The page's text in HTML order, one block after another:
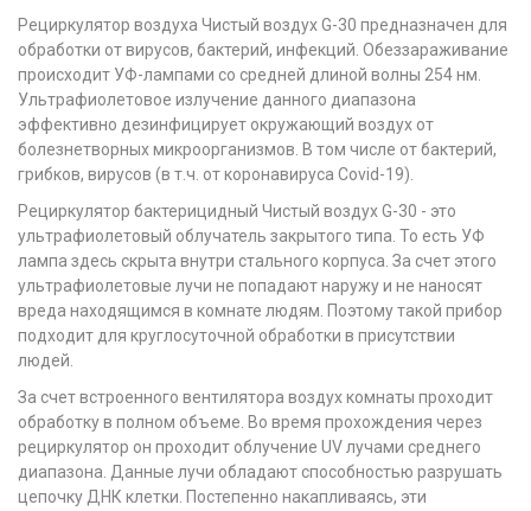
Рециркулятор воздуха Чистый воздух G-30 предназначен для
обработки от вирусов, бактерий, инфекций. Обеззараживание
происходит УФ-лампами со средней длиной волны 254 нм.
Ультрафиолетовое излучение данного диапазона
эффективно дезинфицирует окружающий воздух от
болезнетворных микроорганизмов. В том числе от бактерий,
грибков, вирусов (в т.ч. от коронавируса Covid-19).
Рециркулятор бактерицидный Чистый воздух G-30 - это
ультрафиолетовый облучатель закрытого типа. То есть УФ
лампа здесь скрыта внутри стального корпуса. За счет этого
ультрафиолетовые лучи не попадают наружу и не наносят
вреда находящимся в комнате людям. Поэтому такой прибор
подходит для круглосуточной обработки в присутствии
людей.
За счет встроенного вентилятора воздух комнаты проходит
обработку в полном объеме. Во время прохождения через
рециркулятор он проходит облучение UV лучами среднего
диапазона. Данные лучи обладают способностью разрушать
цепочку ДНК клетки. Постепенно накапливаясь, эти